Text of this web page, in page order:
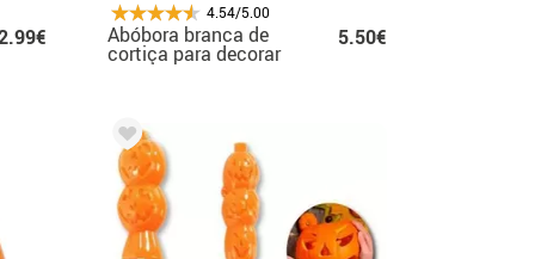
4.54/5.00
Abóbora branca de
cortiça para decorar
18x10 cm
5.50€